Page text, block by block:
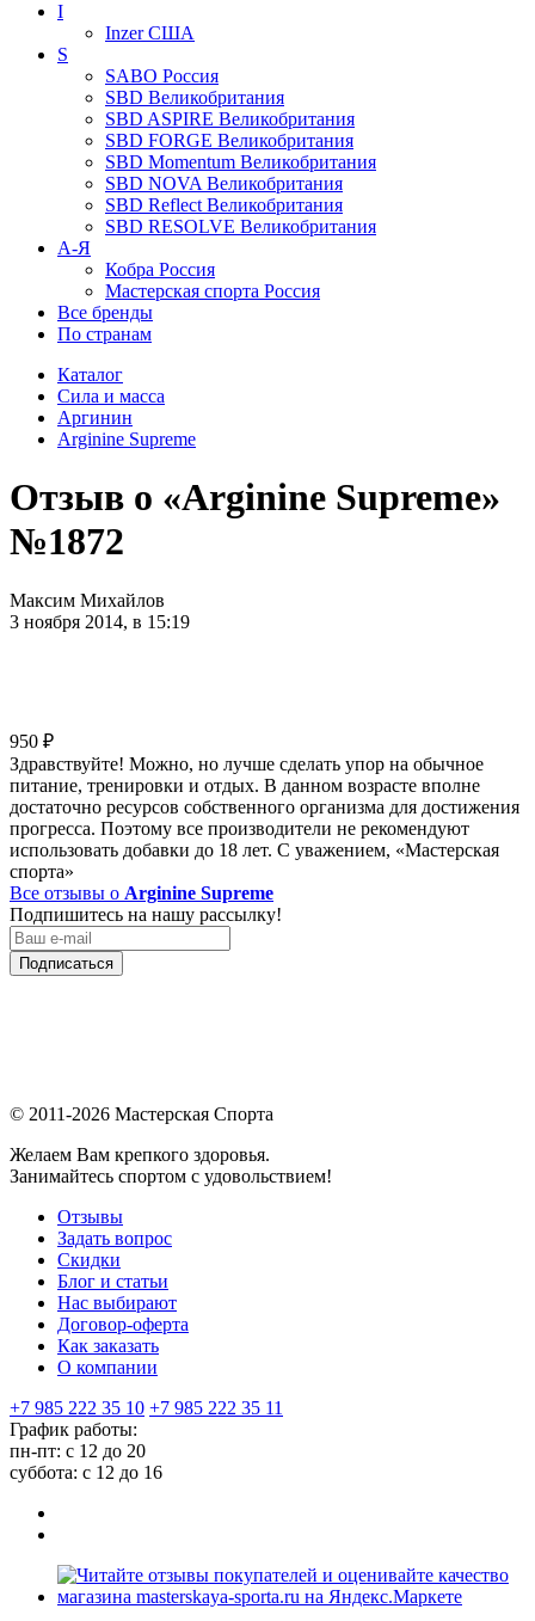
I
InzerСША
S
SABO Россия
SBD Великобритания
SBD ASPIRE Великобритания
SBD FORGE Великобритания
SBD Momentum Великобритания
SBD NOVA Великобритания
SBD Reflect Великобритания
SBD RESOLVE Великобритания
А-Я
Кобра Россия
Мастерская спорта Россия
Все бренды
По странам
Каталог
Сила и масса
Аргинин
Arginine Supreme
Отзыв о «Arginine Supreme»
№1872
Максим Михайлов
3 ноября 2014, в 15:19
950 ₽
Здравствуйте! Можно, но лучше сделать упор на обычное
питание, тренировки и отдых. В данном возрасте вполне
достаточно ресурсов собственного организма для достижения
прогресса. Поэтому все производители не рекомендуют
использовать добавки до 18 лет. С уважением, «Мастерская
спорта»
Все отзывы о Arginine Supreme
Подпишитесь на нашу рассылку!
Подписаться
© 2011-2026 Мастерская Спорта
Желаем Вам крепкого здоровья.
Занимайтесь спортом с удовольствием!
Отзывы
Задать вопрос
Скидки
Блог и статьи
Нас выбирают
Договор-оферта
Как заказать
О компании
+7 985 222 35 10 +7 985 222 35 11
График работы:
пн-пт: с 12 до 20
суббота: c 12 до 16